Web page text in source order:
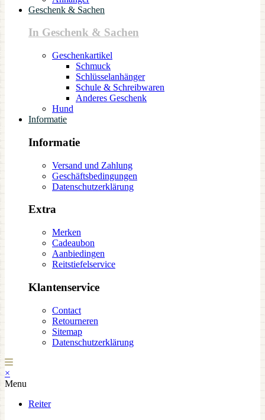
Geschenk & Sachen
In Geschenk & Sachen
Geschenkartikel
Schmuck
Schlüsselanhänger
Schule & Schreibwaren
Anderes Geschenk
Hund
Informatie
Informatie
Versand und Zahlung
Geschäftsbedingungen
Datenschutzerklärung
Extra
Merken
Cadeaubon
Aanbiedingen
Reitstiefelservice
Klantenservice
Contact
Retourneren
Sitemap
Datenschutzerklärung
×
Menu
Reiter